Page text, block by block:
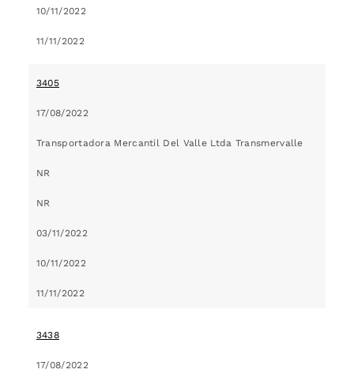
10/11/2022
11/11/2022
3405
17/08/2022
Transportadora Mercantil Del Valle Ltda Transmervalle
NR
NR
03/11/2022
10/11/2022
11/11/2022
3438
17/08/2022